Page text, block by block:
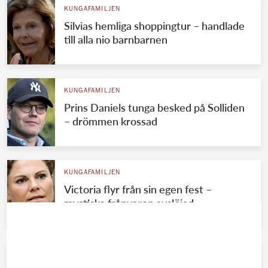
KUNGAFAMILJEN
Silvias hemliga shoppingtur – handlade
till alla nio barnbarnen
KUNGAFAMILJEN
Prins Daniels tunga besked på Solliden
– drömmen krossad
KUNGAFAMILJEN
Victoria flyr från sin egen fest –
mystiska frånvaron avslöjad